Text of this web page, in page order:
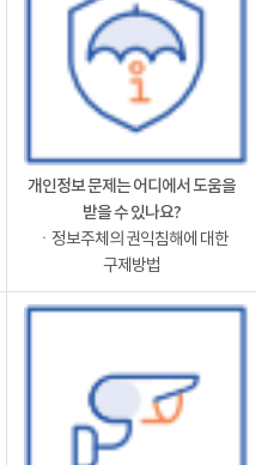
개인정보 문제는 어디에서 도움을
받을 수 있나요?
ㆍ정보주체의 권익침해에 대한
구제방법